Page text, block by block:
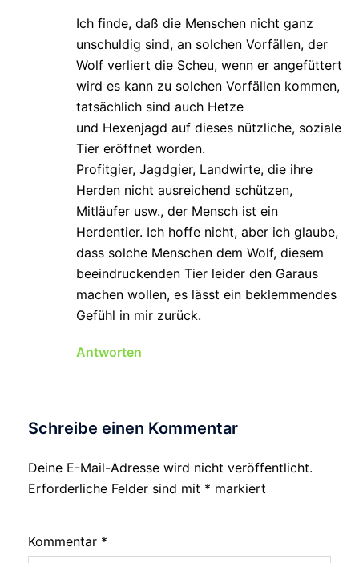
Ich finde, daß die Menschen nicht ganz
unschuldig sind, an solchen Vorfällen, der
Wolf verliert die Scheu, wenn er angefüttert
wird es kann zu solchen Vorfällen kommen,
tatsächlich sind auch Hetze
und Hexenjagd auf dieses nützliche, soziale
Tier eröffnet worden.
Profitgier, Jagdgier, Landwirte, die ihre
Herden nicht ausreichend schützen,
Mitläufer usw., der Mensch ist ein
Herdentier. Ich hoffe nicht, aber ich glaube,
dass solche Menschen dem Wolf, diesem
beeindruckenden Tier leider den Garaus
machen wollen, es lässt ein beklemmendes
Gefühl in mir zurück.
Antworten
Schreibe einen Kommentar
Deine E-Mail-Adresse wird nicht veröffentlicht.
Erforderliche Felder sind mit * markiert
Kommentar *